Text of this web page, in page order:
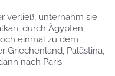
verließ, unternahm sie
durch Ägypten,
einmal zu dem
Griechenland, Palästina,
nach Paris.